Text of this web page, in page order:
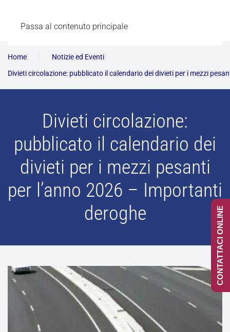
Passa al contenuto principale
Home
Notizie ed Eventi
Divieti circolazione: pubblicato il calendario dei divieti per i mezzi
Divieti circolazione:
pubblicato il calendario dei
divieti per i mezzi pesanti
per l’anno 2026 – Importanti
deroghe
CONTATTACI ONLINE